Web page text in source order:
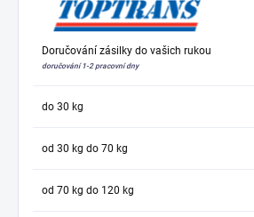
Doručování zásilky do vašich rukou
doručování 1-2 pracovní dny
do 30 kg
od 30 kg do 70 kg
od 70 kg do 120 kg